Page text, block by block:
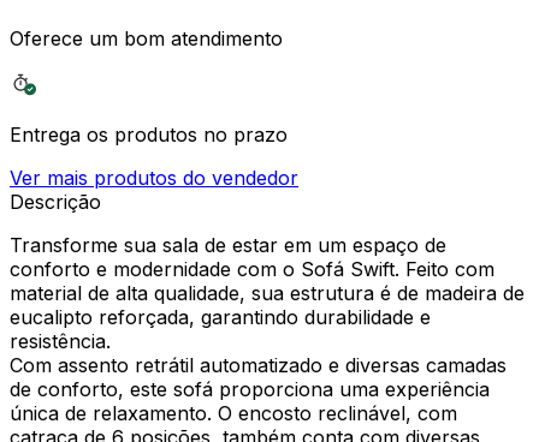
Oferece um bom atendimento
Entrega os produtos no prazo
Ver mais produtos do vendedor
Descrição
Transforme sua sala de estar em um espaço de
conforto e modernidade com o Sofá Swift. Feito com
material de alta qualidade, sua estrutura é de madeira de
eucalipto reforçada, garantindo durabilidade e
resistência.
Com assento retrátil automatizado e diversas camadas
de conforto, este sofá proporciona uma experiência
única de relaxamento. O encosto reclinável, com
catraca de 6 posições, também conta com diversas